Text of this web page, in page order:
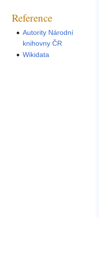
Reference
Autority Národní
knihovny ČR
Wikidata